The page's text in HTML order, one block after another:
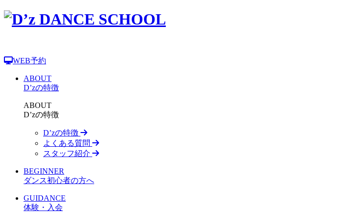
WEB予約
ABOUT
D’zの特徴
ABOUT
D’zの特徴
D’zの特徴
よくある質問
スタッフ紹介
BEGINNER
ダンス初心者の方へ
GUIDANCE
体験・入会